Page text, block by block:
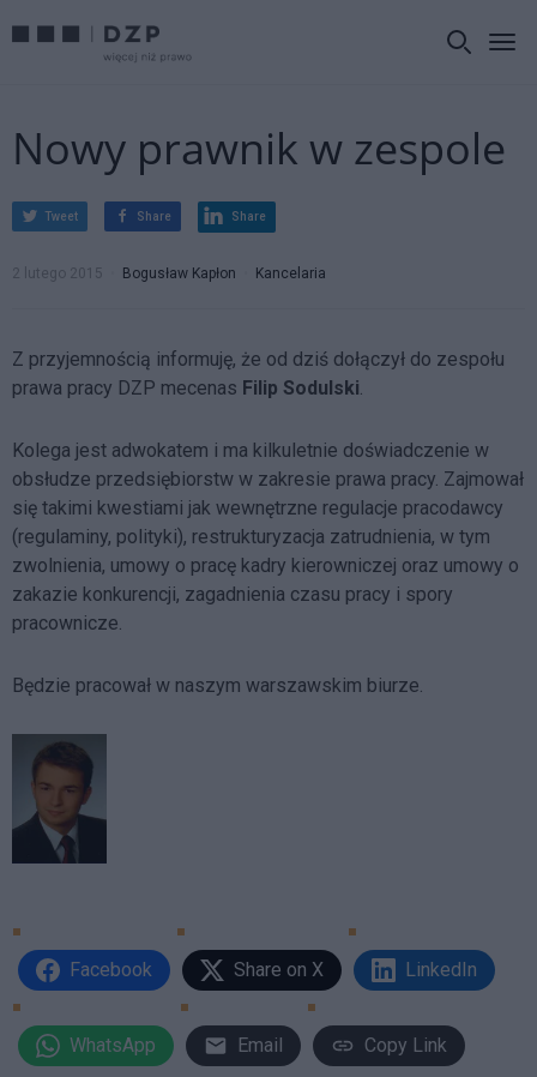
Nowy prawnik w zespole
Tweet Share Share
2 lutego 2015 Bogusław Kapłon Kancelaria
Z przyjemnością informuję, że od dziś dołączył do zespołu
prawa pracy DZP mecenas Filip Sodulski.
Kolega jest adwokatem i ma kilkuletnie doświadczenie w
obsłudze przedsiębiorstw w zakresie prawa pracy. Zajmował
się takimi kwestiami jak wewnętrzne regulacje pracodawcy
(regulaminy, polityki), restrukturyzacja zatrudnienia, w tym
zwolnienia, umowy o pracę kadry kierowniczej oraz umowy o
zakazie konkurencji, zagadnienia czasu pracy i spory
pracownicze.
Będzie pracował w naszym warszawskim biurze.
Facebook Share on X LinkedIn
WhatsApp Email Copy Link